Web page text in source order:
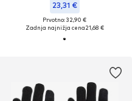
23,31 €
Prvotno: 32,90 €
Zadnja najnižja cena21,68 €